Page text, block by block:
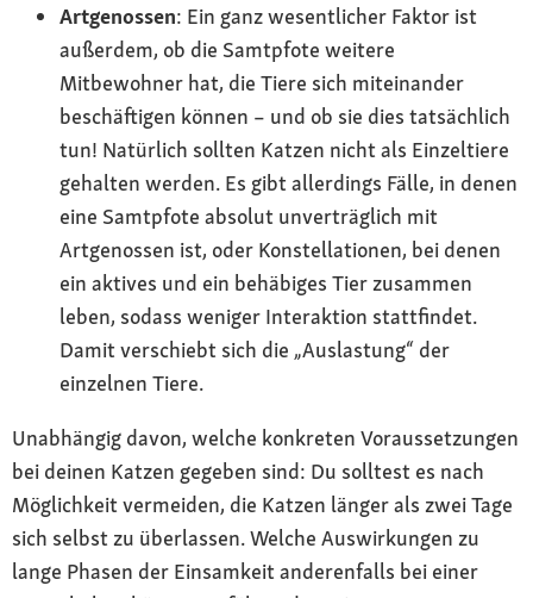
Artgenossen: Ein ganz wesentlicher Faktor ist
außerdem, ob die Samtpfote weitere
Mitbewohner hat, die Tiere sich miteinander
beschäftigen können – und ob sie dies tatsächlich
tun! Natürlich sollten Katzen nicht als Einzeltiere
gehalten werden. Es gibt allerdings Fälle, in denen
eine Samtpfote absolut unverträglich mit
Artgenossen ist, oder Konstellationen, bei denen
ein aktives und ein behäbiges Tier zusammen
leben, sodass weniger Interaktion stattfindet.
Damit verschiebt sich die „Auslastung“ der
einzelnen Tiere.
Unabhängig davon, welche konkreten Voraussetzungen
bei deinen Katzen gegeben sind: Du solltest es nach
Möglichkeit vermeiden, die Katzen länger als zwei Tage
sich selbst zu überlassen. Welche Auswirkungen zu
lange Phasen der Einsamkeit anderenfalls bei einer